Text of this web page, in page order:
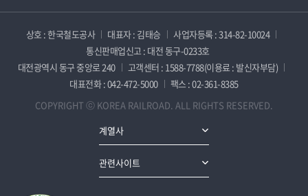
상호 : 한국철도공사 대표자 : 김태승
사업자등록 : 314-82-10024
통신판매업신고 : 대전 동구-0233호
대전광역시 동구 중앙로 240
고객센터 : 1588-7788(이용료 : 발신자부담)
대표전화 : 042-472-5000
팩스 : 02-361-8385
COPYRIGHT ⓒ KOREA RAILROAD. ALL RIGHTS RESERVED.
계열사
관련사이트